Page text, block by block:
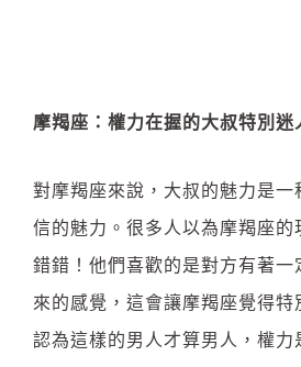
摩羯座：權力在握的大叔特別迷
對摩羯座來說，大叔的魅力是一
信的魅力。很多人以為摩羯座的
錯錯！他們喜歡的是對方有著一
來的感覺，這會讓摩羯座覺得特
認為這樣的男人才算男人，權力